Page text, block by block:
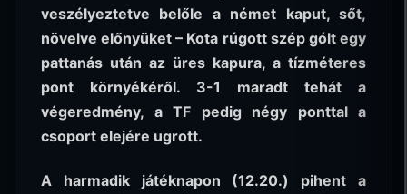
veszélyeztetve belőle a német kaput, sőt,
növelve előnyüket – Kota rúgott szép gólt egy
pattanás után az üres kapura, a tízméteres
pont környékéről. 3-1 maradt tehát a
végeredmény, a TF pedig négy ponttal a
csoport elejére ugrott.
A harmadik játéknapon (12.20.) pihent a